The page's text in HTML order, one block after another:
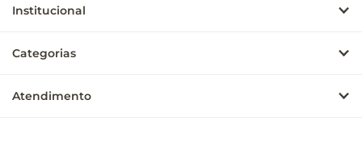
Institucional
Categorias
Atendimento